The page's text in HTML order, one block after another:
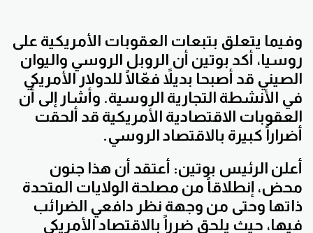
وفيما يتعلق بتبعات العقوبات الأمريكية على
روسيا، أكد بوتين أن الروبل الروسي واليوان
الصيني قد أصبحا بديلاً فعّالًا للدولار الأمريكي
في الأنشطة التجارية الروسية. وأشار إلى أن
العقوبات الاقتصادية الأمريكية قد ألحقت
أضراراً كبيرة بالاقتصاد الروسي.
أعلن الرئيس بوتين: أعتقد أن هذا جنون
محض، إنطلاقاً من مصلحة الولايات المتحدة
ذاتها وحتى من وجهة نظر دافعي الضرائب
فيها، حيث يلحق ضرراً بالاقتصاد الأمريكي